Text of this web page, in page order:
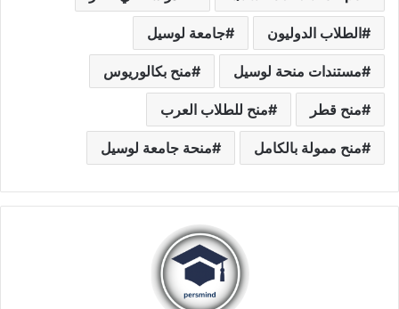
الطلاب الدوليون جامعة لوسيل
مستندات منحة لوسيل منح بكالوريوس
منح قطر منح للطلاب العرب
منح ممولة بالكامل منحة جامعة لوسيل